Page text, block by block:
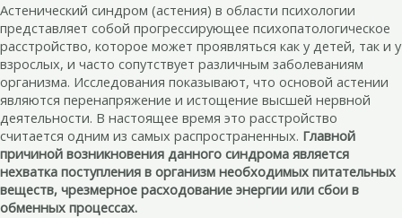
Астенический синдром (астения) в области психологии
представляет собой прогрессирующее психопатологическое
расстройство, которое может проявляться как у детей, так и у
взрослых, и часто сопутствует различным заболеваниям
организма. Исследования показывают, что основой астении
являются перенапряжение и истощение высшей нервной
деятельности. В настоящее время это расстройство
считается одним из самых распространенных. Главной
причиной возникновения данного синдрома является
нехватка поступления в организм необходимых питательных
веществ, чрезмерное расходование энергии или сбои в
обменных процессах.